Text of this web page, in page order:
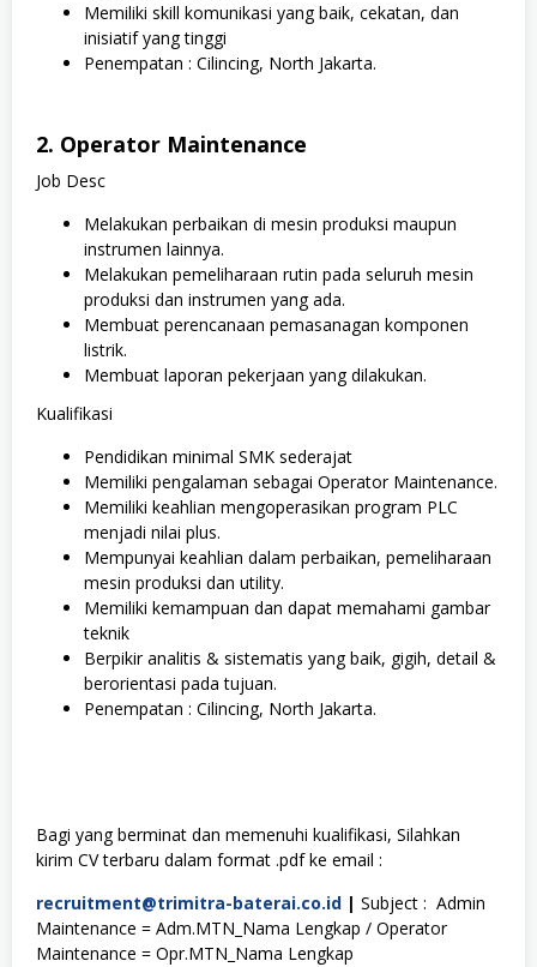
Memiliki skill komunikasi yang baik, cekatan, dan
inisiatif yang tinggi
Penempatan : Cilincing, North Jakarta.
2. Operator Maintenance
Job Desc
Melakukan perbaikan di mesin produksi maupun
instrumen lainnya.
Melakukan pemeliharaan rutin pada seluruh mesin
produksi dan instrumen yang ada.
Membuat perencanaan pemasanagan komponen
listrik.
Membuat laporan pekerjaan yang dilakukan.
Kualifikasi
Pendidikan minimal SMK sederajat
Memiliki pengalaman sebagai Operator Maintenance.
Memiliki keahlian mengoperasikan program PLC
menjadi nilai plus.
Mempunyai keahlian dalam perbaikan, pemeliharaan
mesin produksi dan utility.
Memiliki kemampuan dan dapat memahami gambar
teknik
Berpikir analitis & sistematis yang baik, gigih, detail &
berorientasi pada tujuan.
Penempatan : Cilincing, North Jakarta.
Bagi yang berminat dan memenuhi kualifikasi, Silahkan
kirim CV terbaru dalam format .pdf ke email :
recruitment@trimitra-baterai.co.id | Subject : Admin
Maintenance = Adm.MTN_Nama Lengkap / Operator
Maintenance = Opr.MTN_Nama Lengkap